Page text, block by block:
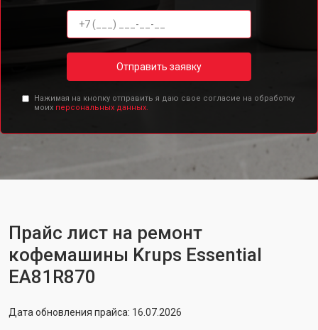
Отправить заявку
Нажимая на кнопку отправить я даю свое согласие на обработку
моих персональных данных.
Прайс лист на ремонт
кофемашины Krups Essential
EA81R870
Дата обновления прайса: 16.07.2026